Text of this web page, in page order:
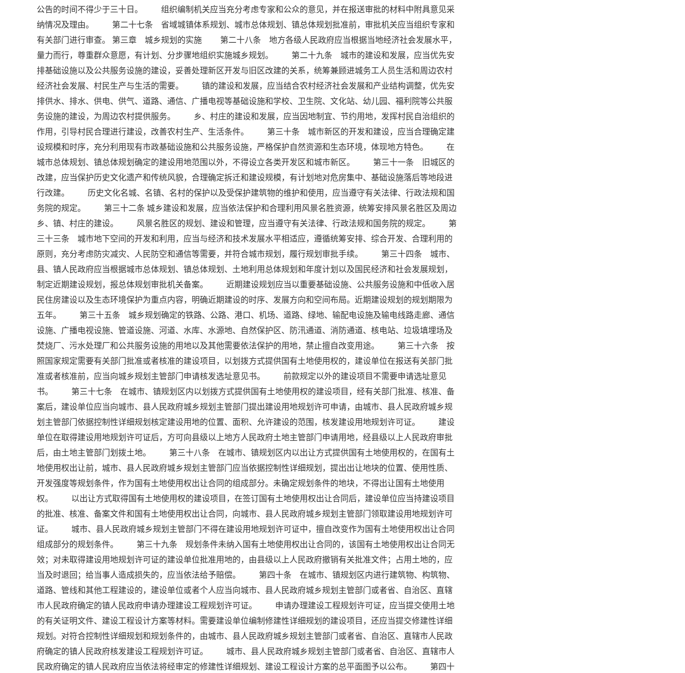
公告的时间不得少于三十日。 组织编制机关应当充分考虑专家和公众的意见，并在报送审批的材料中附具意见采
纳情况及理由。 第二十七条 省域城镇体系规划、城市总体规划、镇总体规划批准前，审批机关应当组织专家和
有关部门进行审查。 第三章 城乡规划的实施 第二十八条 地方各级人民政府应当根据当地经济社会发展水平，
量力而行，尊重群众意愿，有计划、分步骤地组织实施城乡规划。 第二十九条 城市的建设和发展，应当优先安
排基础设施以及公共服务设施的建设，妥善处理新区开发与旧区改建的关系，统筹兼顾进城务工人员生活和周边农村
经济社会发展、村民生产与生活的需要。 镇的建设和发展，应当结合农村经济社会发展和产业结构调整，优先安
排供水、排水、供电、供气、道路、通信、广播电视等基础设施和学校、卫生院、文化站、幼儿园、福利院等公共服
务设施的建设，为周边农村提供服务。 乡、村庄的建设和发展，应当因地制宜、节约用地，发挥村民自治组织的
作用，引导村民合理进行建设，改善农村生产、生活条件。 第三十条 城市新区的开发和建设，应当合理确定建
设规模和时序，充分利用现有市政基础设施和公共服务设施，严格保护自然资源和生态环境，体现地方特色。 在
城市总体规划、镇总体规划确定的建设用地范围以外，不得设立各类开发区和城市新区。 第三十一条 旧城区的
改建，应当保护历史文化遗产和传统风貌，合理确定拆迁和建设规模，有计划地对危房集中、基础设施落后等地段进
行改建。 历史文化名城、名镇、名村的保护以及受保护建筑物的维护和使用，应当遵守有关法律、行政法规和国
务院的规定。 第三十二条 城乡建设和发展，应当依法保护和合理利用风景名胜资源，统筹安排风景名胜区及周边
乡、镇、村庄的建设。 风景名胜区的规划、建设和管理，应当遵守有关法律、行政法规和国务院的规定。 第
三十三条 城市地下空间的开发和利用，应当与经济和技术发展水平相适应，遵循统筹安排、综合开发、合理利用的
原则，充分考虑防灾减灾、人民防空和通信等需要，并符合城市规划，履行规划审批手续。 第三十四条 城市、
县、镇人民政府应当根据城市总体规划、镇总体规划、土地利用总体规划和年度计划以及国民经济和社会发展规划，
制定近期建设规划，报总体规划审批机关备案。 近期建设规划应当以重要基础设施、公共服务设施和中低收入居
民住房建设以及生态环境保护为重点内容，明确近期建设的时序、发展方向和空间布局。近期建设规划的规划期限为
五年。 第三十五条 城乡规划确定的铁路、公路、港口、机场、道路、绿地、输配电设施及输电线路走廊、通信
设施、广播电视设施、管道设施、河道、水库、水源地、自然保护区、防汛通道、消防通道、核电站、垃圾填埋场及
焚烧厂、污水处理厂和公共服务设施的用地以及其他需要依法保护的用地，禁止擅自改变用途。 第三十六条 按
照国家规定需要有关部门批准或者核准的建设项目，以划拨方式提供国有土地使用权的，建设单位在报送有关部门批
准或者核准前，应当向城乡规划主管部门申请核发选址意见书。 前款规定以外的建设项目不需要申请选址意见
书。 第三十七条 在城市、镇规划区内以划拨方式提供国有土地使用权的建设项目，经有关部门批准、核准、备
案后，建设单位应当向城市、县人民政府城乡规划主管部门提出建设用地规划许可申请，由城市、县人民政府城乡规
划主管部门依据控制性详细规划核定建设用地的位置、面积、允许建设的范围，核发建设用地规划许可证。 建设
单位在取得建设用地规划许可证后，方可向县级以上地方人民政府土地主管部门申请用地，经县级以上人民政府审批
后，由土地主管部门划拨土地。 第三十八条 在城市、镇规划区内以出让方式提供国有土地使用权的，在国有土
地使用权出让前，城市、县人民政府城乡规划主管部门应当依据控制性详细规划，提出出让地块的位置、使用性质、
开发强度等规划条件，作为国有土地使用权出让合同的组成部分。未确定规划条件的地块，不得出让国有土地使用
权。 以出让方式取得国有土地使用权的建设项目，在签订国有土地使用权出让合同后，建设单位应当持建设项目
的批准、核准、备案文件和国有土地使用权出让合同，向城市、县人民政府城乡规划主管部门领取建设用地规划许可
证。 城市、县人民政府城乡规划主管部门不得在建设用地规划许可证中，擅自改变作为国有土地使用权出让合同
组成部分的规划条件。 第三十九条 规划条件未纳入国有土地使用权出让合同的，该国有土地使用权出让合同无
效；对未取得建设用地规划许可证的建设单位批准用地的，由县级以上人民政府撤销有关批准文件；占用土地的，应
当及时退回；给当事人造成损失的，应当依法给予赔偿。 第四十条 在城市、镇规划区内进行建筑物、构筑物、
道路、管线和其他工程建设的，建设单位或者个人应当向城市、县人民政府城乡规划主管部门或者省、自治区、直辖
市人民政府确定的镇人民政府申请办理建设工程规划许可证。 申请办理建设工程规划许可证，应当提交使用土地
的有关证明文件、建设工程设计方案等材料。需要建设单位编制修建性详细规划的建设项目，还应当提交修建性详细
规划。对符合控制性详细规划和规划条件的，由城市、县人民政府城乡规划主管部门或者省、自治区、直辖市人民政
府确定的镇人民政府核发建设工程规划许可证。 城市、县人民政府城乡规划主管部门或者省、自治区、直辖市人
民政府确定的镇人民政府应当依法将经审定的修建性详细规划、建设工程设计方案的总平面图予以公布。 第四十